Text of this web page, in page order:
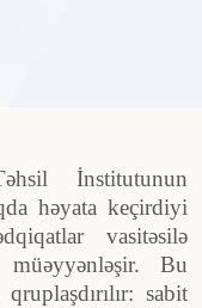
İnstitutunun
həyata keçirdiyi
vasitəsilə
müəyyənləşir. Bu
sabit